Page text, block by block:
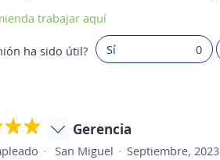
trabajar aquí
ha sido útil? Sí 0
Gerencia
San Miguel
Septiembre, 2023